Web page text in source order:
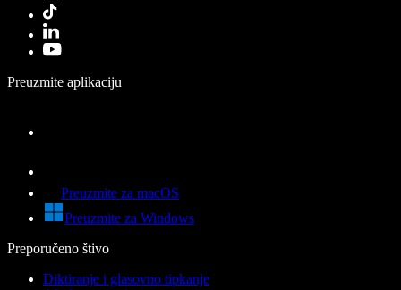
Preuzmite aplikaciju
Preuzmite za macOS
Preuzmite za Windows
Preporučeno štivo
Diktiranje i glasovno tipkanje